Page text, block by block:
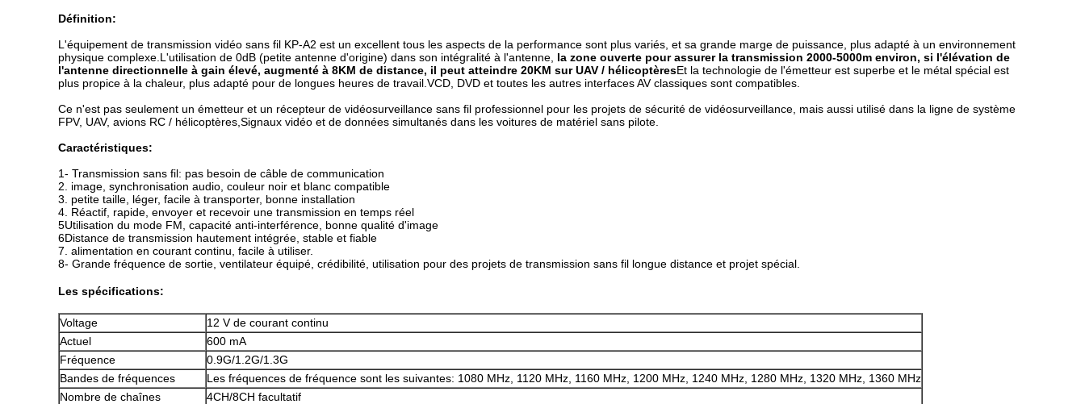
Définition:
L'équipement de transmission vidéo sans fil KP-A2 est un excellent tous les aspects de la performance sont plus variés, et sa grande marge de puissance, plus adapté à un environnement
physique complexe.L'utilisation de 0dB (petite antenne d'origine) dans son intégralité à l'antenne, la zone ouverte pour assurer la transmission 2000-5000m environ, si l'élévation de
l'antenne directionnelle à gain élevé, augmenté à 8KM de distance, il peut atteindre 20KM sur UAV / hélicoptèresEt la technologie de l'émetteur est superbe et le métal spécial est
plus propice à la chaleur, plus adapté pour de longues heures de travail.VCD, DVD et toutes les autres interfaces AV classiques sont compatibles.
Ce n'est pas seulement un émetteur et un récepteur de vidéosurveillance sans fil professionnel pour les projets de sécurité de vidéosurveillance, mais aussi utilisé dans la ligne de système
FPV, UAV, avions RC / hélicoptères,Signaux vidéo et de données simultanés dans les voitures de matériel sans pilote.
Caractéristiques:
1- Transmission sans fil: pas besoin de câble de communication
2. image, synchronisation audio, couleur noir et blanc compatible
3. petite taille, léger, facile à transporter, bonne installation
4. Réactif, rapide, envoyer et recevoir une transmission en temps réel
5Utilisation du mode FM, capacité anti-interférence, bonne qualité d'image
6Distance de transmission hautement intégrée, stable et fiable
7. alimentation en courant continu, facile à utiliser.
8- Grande fréquence de sortie, ventilateur équipé, crédibilité, utilisation pour des projets de transmission sans fil longue distance et projet spécial.
Les spécifications:
Voltage
12 V de courant continu
Actuel
600 mA
Fréquence
0.9G/1.2G/1.3G
Bandes de fréquences
Les fréquences de fréquence sont les suivantes: 1080 MHz, 1120 MHz, 1160 MHz, 1200 MHz, 1240 MHz, 1280 MHz, 1320 MHz, 1360 MHz
Nombre de chaînes
4CH/8CH facultatif